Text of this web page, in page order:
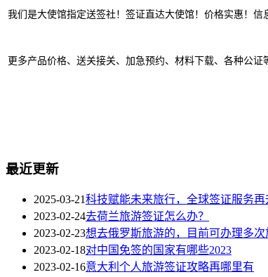
我们是大使馆指定送签社！签证直达大使馆！价格实惠！信
更多产品价格、送关接关、加急预约、材料下载、各种公
最近更新
2025-03-21科技赋能未来旅行，全球签证服务再
2023-02-24去荷兰旅游签证怎么办？
2023-02-23想去俄罗斯旅游的，目前可办理多
2023-02-18对中国免签的国家有哪些2023
2023-02-16意大利个人旅游签证攻略再哪里有